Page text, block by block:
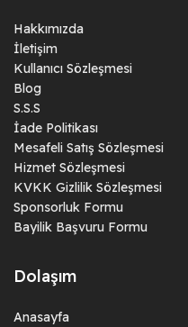
Hakkımızda
İletişim
Kullanıcı Sözleşmesi
Blog
S.S.S
İade Politikası
Mesafeli Satış Sözleşmesi
Hizmet Sözleşmesi
KVKK Gizlilik Sözleşmesi
Sponsorluk Formu
Bayilik Başvuru Formu
Dolaşım
Anasayfa